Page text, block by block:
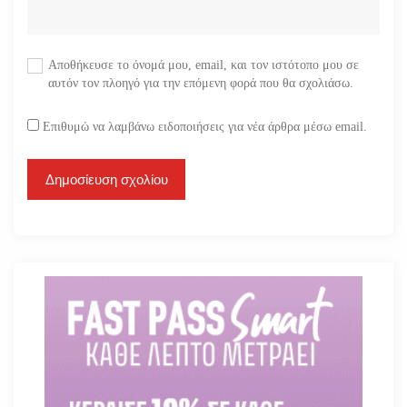
Αποθήκευσε το όνομά μου, email, και τον ιστότοπο μου σε
αυτόν τον πλοηγό για την επόμενη φορά που θα σχολιάσω.
Επιθυμώ να λαμβάνω ειδοποιήσεις για νέα άρθρα μέσω email.